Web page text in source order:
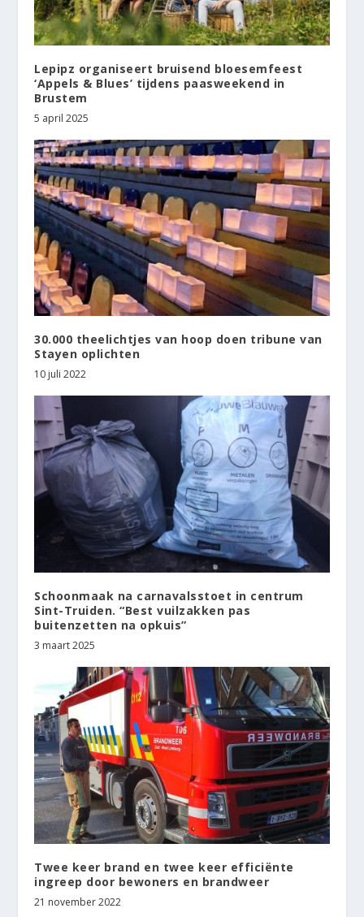
Lepipz organiseert bruisend bloesemfeest
‘Appels & Blues’ tijdens paasweekend in
Brustem
5 april 2025
30.000 theelichtjes van hoop doen tribune van
Stayen oplichten
10 juli 2022
Schoonmaak na carnavalsstoet in centrum
Sint-Truiden. “Best vuilzakken pas
buitenzetten na opkuis”
3 maart 2025
Twee keer brand en twee keer efficiënte
ingreep door bewoners en brandweer
21 november 2022